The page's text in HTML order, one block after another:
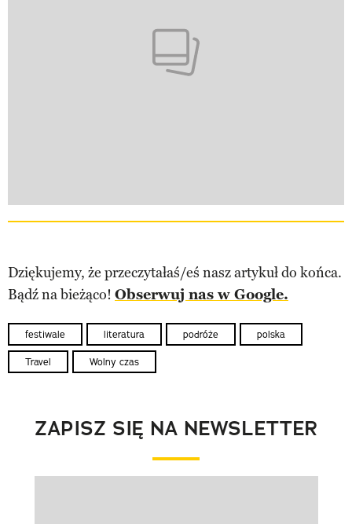
Dziękujemy, że przeczytałaś/eś nasz artykuł do końca.
Bądź na bieżąco! Obserwuj nas w Google.
festiwale literatura podróże polska
Travel Wolny czas
ZAPISZ SIĘ NA NEWSLETTER